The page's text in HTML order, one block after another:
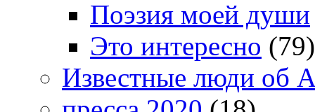
Поэзия моей души
Это интересно (79)
Известные люди об